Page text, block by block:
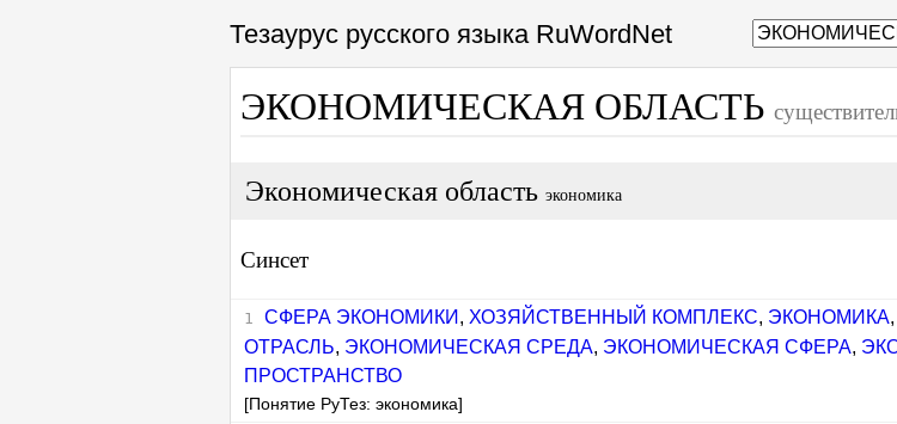
Тезаурус русского языка RuWordNet
ЭКОНОМИЧЕСКАЯ ОБЛАСТЬ
Экономическая область экономика
Синсет
СФЕРА ЭКОНОМИКИ , ХОЗЯЙСТВЕННЫЙ КОМПЛЕКС, ЭКОНОМИКА,
ОТРАСЛЬ, ЭКОНОМИЧЕСКАЯ СРЕДА, ЭКОНОМИЧЕСКАЯ СФЕРА,
ПРОСТРАНСТВО
[Понятие РуТез: экономика]